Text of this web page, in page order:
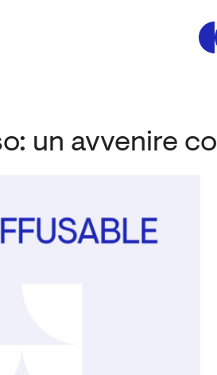
un avvenire